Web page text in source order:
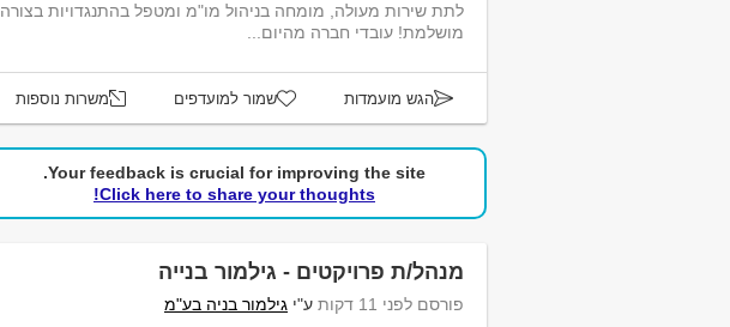
לתת שירות מעולה, מומחה בניהול מו"מ ומטפל בהתנגדויות בצורה
מושלמת! עובדי חברה מהיום...
הגש מועמדות שמור למועדפים משרות נוספות
Your feedback is crucial for improving the site.
Click here to share your thoughts!
מנהל/ת פרויקטים - גילמור בנייה
פורסם לפני 11 דקות ע"י גילמור בניה בע"מ